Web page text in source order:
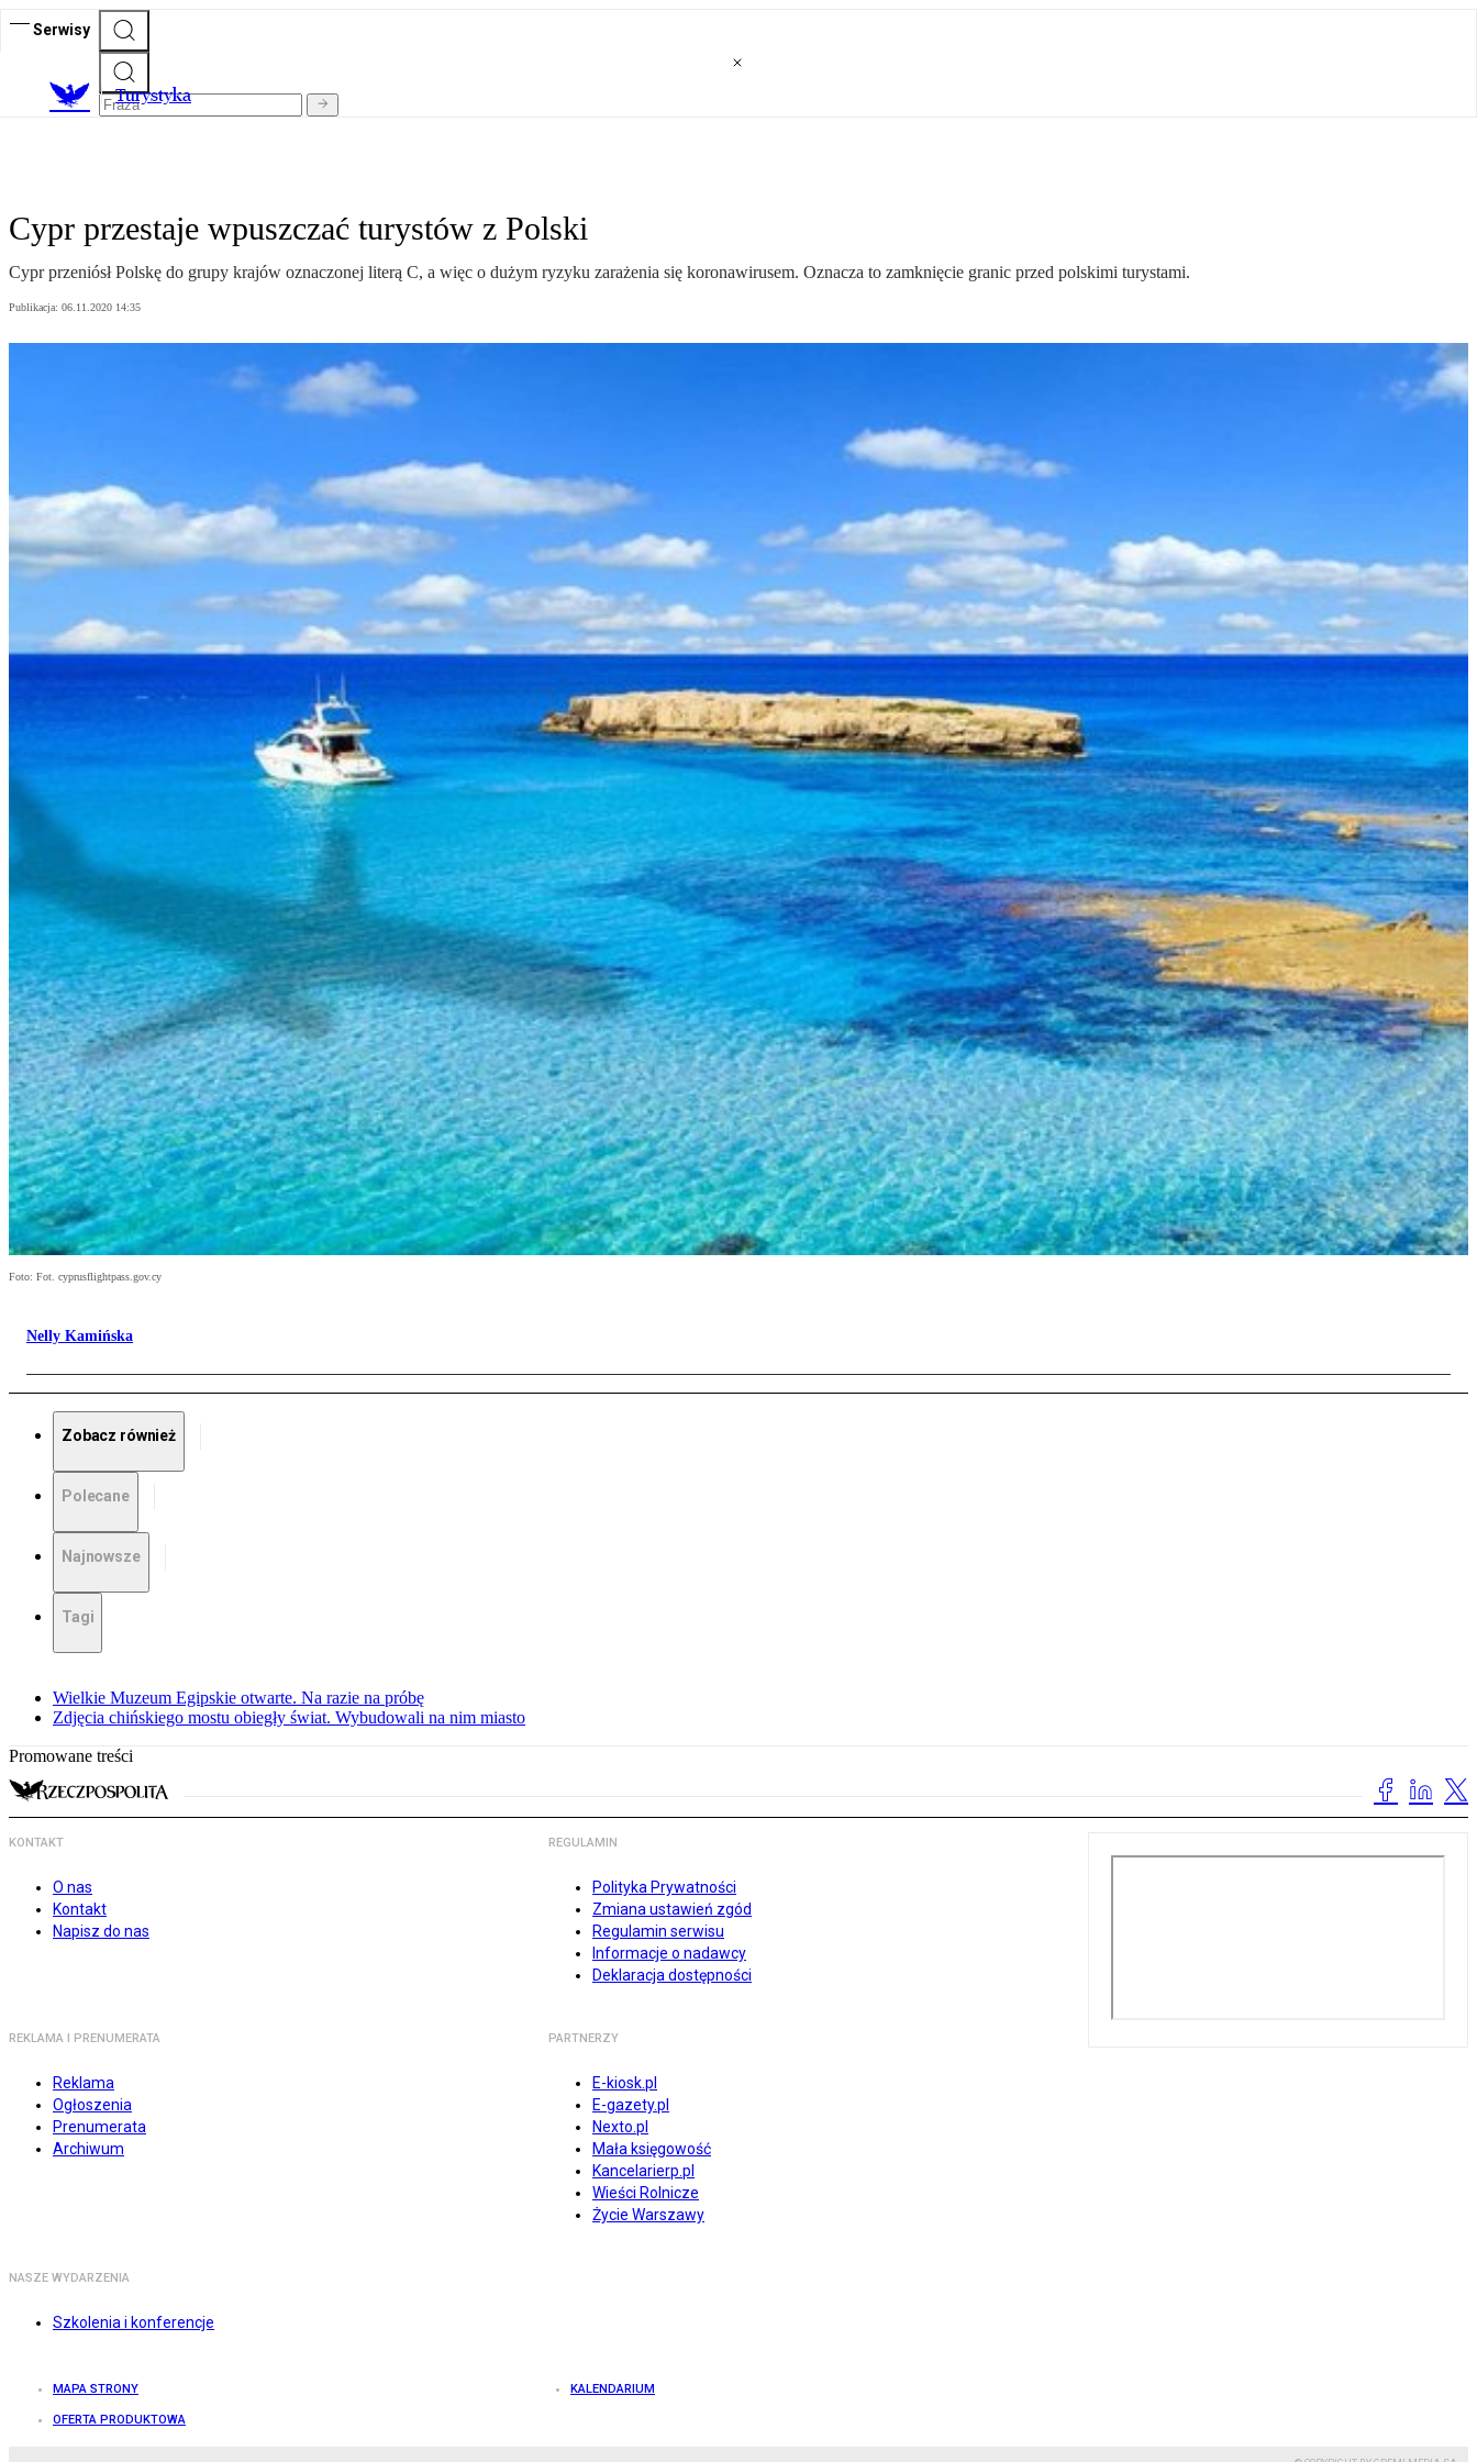
Serwisy
Turystyka
Cypr przestaje wpuszczać turystów z Polski
Cypr przeniósł Polskę do grupy krajów oznaczonej literą C, a więc o dużym ryzyku zarażenia się koronawirusem. Oznacza to zamknięcie granic przed polskimi turystami.
Publikacja: 06.11.2020 14:35
Foto: Fot. cyprusflightpass.gov.cy
Nelly Kamińska
Zobacz również
Polecane
Najnowsze
Tagi
Wielkie Muzeum Egipskie otwarte. Na razie na próbę
Zdjęcia chińskiego mostu obiegły świat. Wybudowali na nim miasto
Promowane treści
KONTAKT
O nas
Kontakt
Napisz do nas
REGULAMIN
Polityka Prywatności
Zmiana ustawień zgód
Regulamin serwisu
Informacje o nadawcy
Deklaracja dostępności
REKLAMA I PRENUMERATA
Reklama
Ogłoszenia
Prenumerata
Archiwum
PARTNERZY
E-kiosk.pl
E-gazety.pl
Nexto.pl
Mała księgowość
Kancelarierp.pl
Wieści Rolnicze
Życie Warszawy
NASZE WYDARZENIA
Szkolenia i konferencje
MAPA STRONY KALENDARIUM
OFERTA PRODUKTOWA